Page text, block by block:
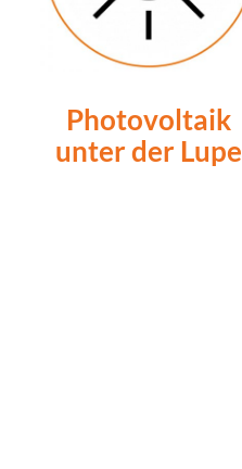
Photovoltaik
unter der Lupe